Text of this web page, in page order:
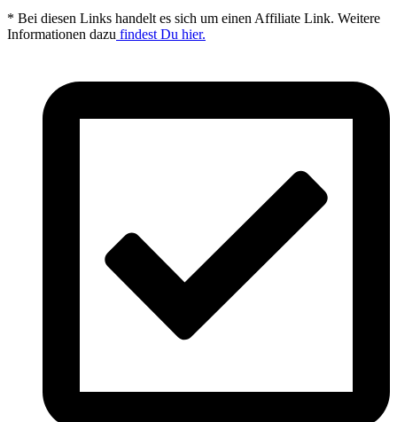
* Bei diesen Links handelt es sich um einen Affiliate Link. Weitere
Informationen dazu findest Du hier.